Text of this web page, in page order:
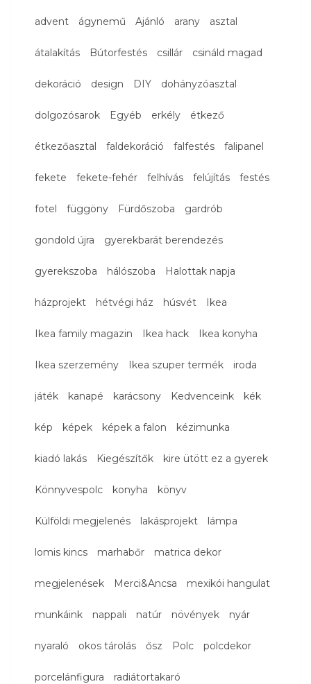
advent ágynemű Ajánló arany asztal
átalakítás Bútorfestés csillár csináld magad
dekoráció design DIY dohányzóasztal
dolgozósarok Egyéb erkély étkező
étkezőasztal faldekoráció falfestés falipanel
fekete fekete-fehér felhívás felújítás festés
fotel függöny Fürdőszoba gardrób
gondold újra gyerekbarát berendezés
gyerekszoba hálószoba Halottak napja
házprojekt hétvégi ház húsvét Ikea
Ikea family magazin Ikea hack Ikea konyha
Ikea szerzemény Ikea szuper termék iroda
játék kanapé karácsony Kedvenceink kék
kép képek képek a falon kézimunka
kiadó lakás Kiegészítők kire ütött ez a gyerek
Könnyvespolc konyha könyv
Külföldi megjelenés lakásprojekt lámpa
lomis kincs marhabőr matrica dekor
megjelenések Merci&Ancsa mexikói hangulat
munkáink nappali natúr növények nyár
nyaraló okos tárolás ősz Polc polcdekor
porcelánfigura radiátortakaró